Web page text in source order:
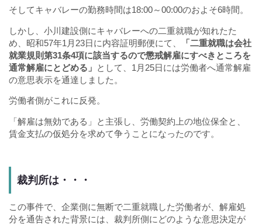
そしてキャバレーの勤務時間は18:00～00:00のおよそ6時間。
しかし、小川建設側にキャバレーへの二重就職が知れたた
め、昭和57年1月23日に内容証明郵便にて、
「二重就職は会社
就業規則第31条4項に該当するので懲戒解雇にすべきところを
通常解雇にとどめる」
として、1月25日には労働者へ通常解雇
の意思表示を通達しました。
労働者側がこれに反発。
「解雇は無効である」と主張し、労働契約上の地位保全と、
賃金支払の仮処分を求めて争うことになったのです。
裁判所は・・・
この事件で、企業側に無断で二重就職した労働者が、解雇処
分を通告された背景には、裁判所側にどのような意思決定が